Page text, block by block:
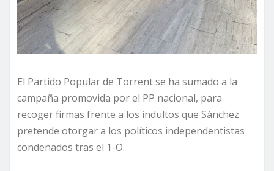
El Partido Popular de Torrent se ha sumado a la
campaña promovida por el PP nacional, para
recoger firmas frente a los indultos que Sánchez
pretende otorgar a los políticos independentistas
condenados tras el 1-O.